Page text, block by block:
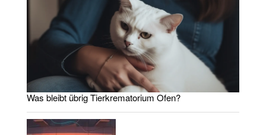
Was bleibt übrig Tierkrematorium Ofen?